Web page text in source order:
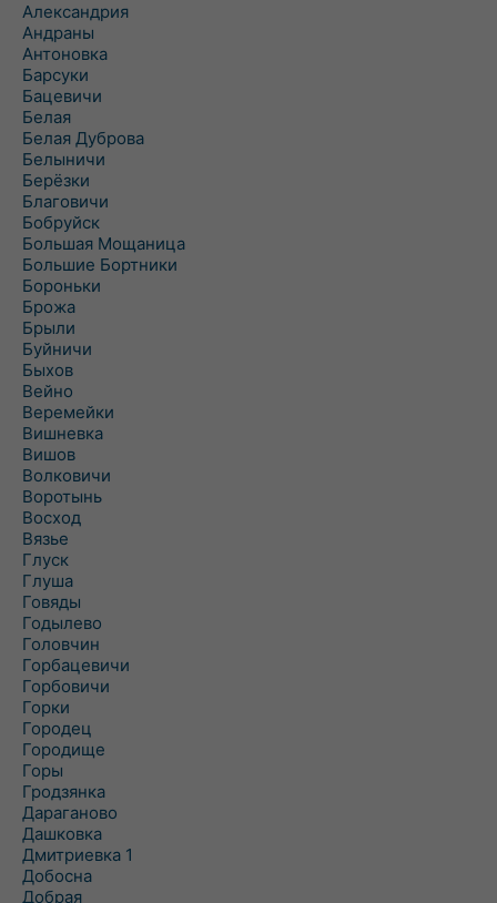
Александрия
Андраны
Антоновка
Барсуки
Бацевичи
Белая
Белая Дуброва
Белыничи
Берёзки
Благовичи
Бобруйск
Большая Мощаница
Большие Бортники
Бороньки
Брожа
Брыли
Буйничи
Быхов
Вейно
Веремейки
Вишневка
Вишов
Волковичи
Воротынь
Восход
Вязье
Глуск
Глуша
Говяды
Годылево
Головчин
Горбацевичи
Горбовичи
Горки
Городец
Городище
Горы
Гродзянка
Дараганово
Дашковка
Дмитриевка 1
Добосна
Добрая